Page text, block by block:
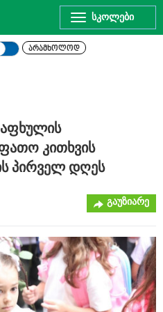
Toggle
navigation
არამხოლოდ
კითხვის
პირველ დღეს
გაუზიარე